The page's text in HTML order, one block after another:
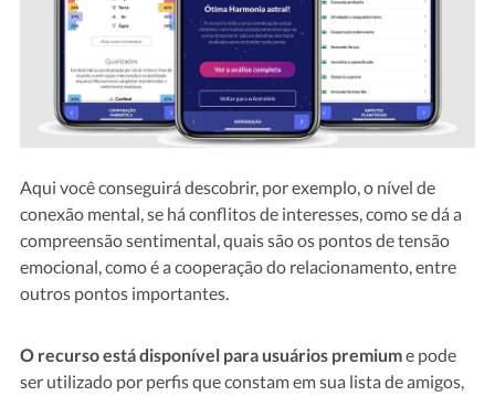
Aqui você conseguirá descobrir, por exemplo, o nível de
conexão mental, se há conflitos de interesses, como se dá a
compreensão sentimental, quais são os pontos de tensão
emocional, como é a cooperação do relacionamento, entre
outros pontos importantes.
O recurso está disponível para usuários premiume pode
ser utilizado por perfis que constam em sua lista de amigos,